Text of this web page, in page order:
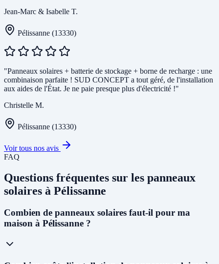
Jean-Marc & Isabelle T.
Pélissanne (13330)
"Panneaux solaires + batterie de stockage + borne de recharge : une
combinaison parfaite ! SUD CONCEPT a tout géré, de l'installation
aux aides de l'État. Je ne paie presque plus d'électricité !"
Christelle M.
Pélissanne (13330)
Voir tous nos avis
FAQ
Questions fréquentes sur les panneaux
solaires à Pélissanne
Combien de panneaux solaires faut-il pour ma
maison à Pélissanne ?